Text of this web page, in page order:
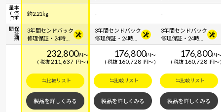
本
体
重
量
(
標
保
証
期
間
be/ax/ac/a/b/g/n準拠
＋ Bluetooth 5内蔵
約2.21kg
3年間センドバック
修理保証・24時間
×365日電話サポー
232,800円～
税抜 211,637 円～
比較リスト
製品を詳しくみる
ax/ac/a/b/g/n準拠 ＋
Bluetooth 5内蔵
-
3年間センドバック
修理保証・24時間
×365日電話サポー
176,800円～
税抜 160,728 円～
比較リスト
製品を詳しくみる
ax/ac/a/b/g/n準拠 ＋
Bluetooth 5内蔵
-
3年間センドバック
修理保証・24時間
×365日電話サポー
176,800円
税抜 160,728 円～
比較リスト
製品を詳しくみる